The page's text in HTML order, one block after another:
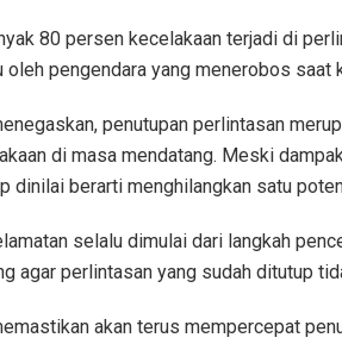
80 persen kecelakaan terjadi di
oleh pengendara yang menerobos saat
penutupan perlintasan
di masa mendatang. Meski
dinilai berarti menghilangkan satu
selalu dimulai dari langkah
agar perlintasan yang sudah ditutup
akan terus mempercepat